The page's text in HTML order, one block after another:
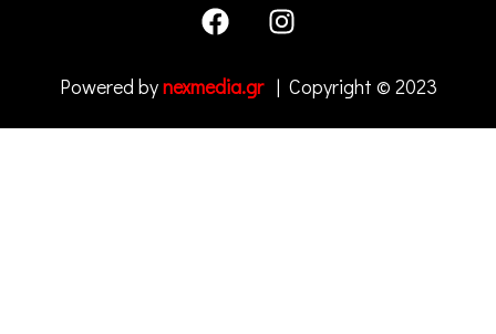
Powered bynexmedia.gr| Copyright © 2023